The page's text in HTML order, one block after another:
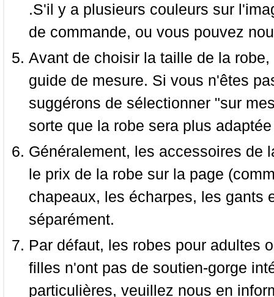
.S'il y a plusieurs couleurs sur
de commande, ou vous pouvez
Avant de choisir la taille de la
guide de mesure. Si vous n'êtes
suggérons de sélectionner "sur
sorte que la robe sera plus
Généralement, les accessoires de
le prix de la robe sur la page
chapeaux, les écharpes, les gants
séparément.
Par défaut, les robes pour adultes
filles n'ont pas de soutien-gorge
particulières, veuillez nous en